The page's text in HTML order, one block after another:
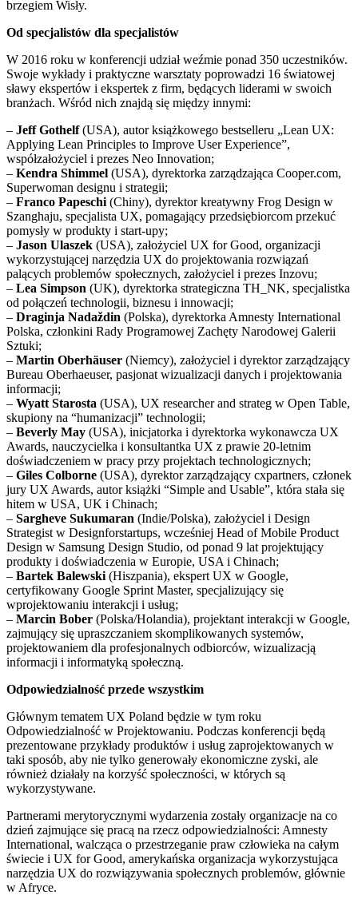
brzegiem Wisły.
Od specjalistów dla specjalistów
W 2016 roku w konferencji udział weźmie ponad 350 uczestników.
Swoje wykłady i praktyczne warsztaty poprowadzi 16 światowej
sławy ekspertów i ekspertek z firm, będących liderami w swoich
branżach. Wśród nich znajdą się między innymi:
– Jeff Gothelf(USA), autor książkowego bestselleru „Lean UX:
Applying Lean Principles to Improve User Experience”,
współzałożyciel i prezes Neo Innovation;
– Kendra Shimmel (USA), dyrektorka zarządzająca Cooper.com,
Superwoman designu i strategii;
– Franco Papeschi (Chiny), dyrektor kreatywny Frog Design w
Szanghaju, specjalista UX, pomagający przedsiębiorcom przekuć
pomysły w produkty i start-upy;
– Jason Ulaszek (USA), założyciel UX for Good, organizacji
wykorzystującej narzędzia UX do projektowania rozwiązań
palących problemów społecznych, założyciel i prezes Inzovu;
– Lea Simpson (UK), dyrektorka strategiczna TH_NK, specjalistka
od połączeń technologii, biznesu i innowacji;
– Draginja Nadaždin (Polska), dyrektorka Amnesty International
Polska, członkini Rady Programowej Zachęty Narodowej Galerii
Sztuki;
– Martin Oberhäuser (Niemcy), założyciel i dyrektor zarządzający
Bureau Oberhaeuser, pasjonat wizualizacji danych i projektowania
informacji;
– Wyatt Starosta (USA), UX researcher and strateg w Open Table,
skupiony na “humanizacji” technologii;
– Beverly May (USA), inicjatorka i dyrektorka wykonawcza UX
Awards, nauczycielka i konsultantka UX z prawie 20-letnim
doświadczeniem w pracy przy projektach technologicznych;
– Giles Colborne (USA), dyrektor zarządzający cxpartners, członek
jury UX Awards, autor książki “Simple and Usable”, która stała się
hitem w USA, UK i Chinach;
– Sargheve Sukumaran (Indie/Polska), założyciel i Design
Strategist w Designforstartups, wcześniej Head of Mobile Product
Design w Samsung Design Studio, od ponad 9 lat projektujący
produkty i doświadczenia w Europie, USA i Chinach;
– Bartek Balewski (Hiszpania), ekspert UX w Google,
certyfikowany Google Sprint Master, specjalizujący się
wprojektowaniu interakcji i usług;
– Marcin Bober (Polska/Holandia), projektant interakcji w Google,
zajmujący się upraszczaniem skomplikowanych systemów,
projektowaniem dla profesjonalnych odbiorców, wizualizacją
informacji i informatyką społeczną.
Odpowiedzialność przede wszystkim
Głównym tematem UX Poland będzie w tym roku
Odpowiedzialność w Projektowaniu. Podczas konferencji będą
prezentowane przykłady produktów i usług zaprojektowanych w
taki sposób, aby nie tylko generowały ekonomiczne zyski, ale
również działały na korzyść społeczności, w których są
wykorzystywane.
Partnerami merytorycznymi wydarzenia zostały organizacje na co
dzień zajmujące się pracą na rzecz odpowiedzialności: Amnesty
International, walcząca o przestrzeganie praw człowieka na całym
świecie i UX for Good, amerykańska organizacja wykorzystująca
narzędzia UX do rozwiązywania społecznych problemów, głównie
w Afryce.